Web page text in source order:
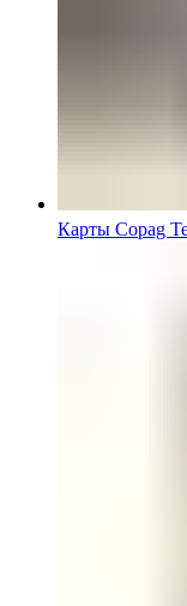
Карты Copag